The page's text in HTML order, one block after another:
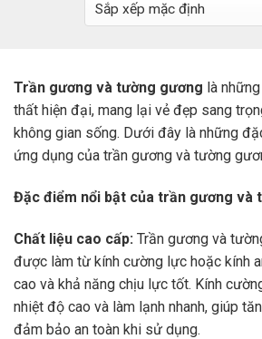
Trần gương và tường gương là
thất hiện đại, mang lại vẻ đẹp sang
không gian sống. Dưới đây là những
ứng dụng của trần gương và tường
Đặc điểm nổi bật của trần gương và
Chất liệu cao cấp: Trần gương và
được làm từ kính cường lực hoặc kính
cao và khả năng chịu lực tốt. Kính
nhiệt độ cao và làm lạnh nhanh, giúp
đảm bảo an toàn khi sử dụng.